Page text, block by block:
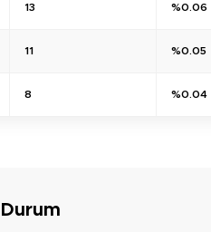
13 %0.06
11 %0.05
8 %0.04